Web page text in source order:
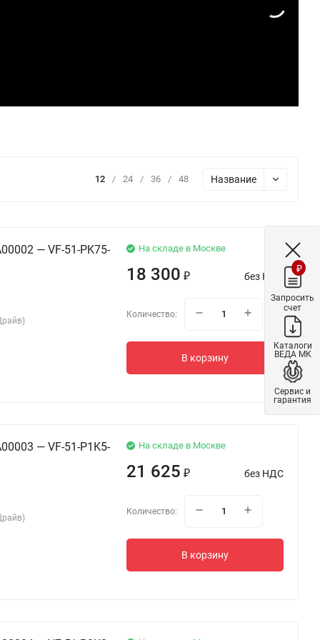
12 / 24 / 36 / 48 Название
— VF-51-PK75-
На складе в Москве
18 300 ₽ без НДС
Количество:
В корзину
— VF-51-P1K5-
На складе в Москве
21 625 ₽ без НДС
Количество:
В корзину
₽
Запросить
счет
Каталоги
ВЕДА МК
Сервис и
гарантия